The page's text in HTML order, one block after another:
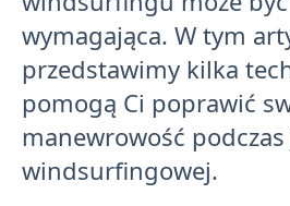
wymagająca. W tym
przedstawimy kilka
pomogą Ci poprawić
manewrowość
windsurfingowej.